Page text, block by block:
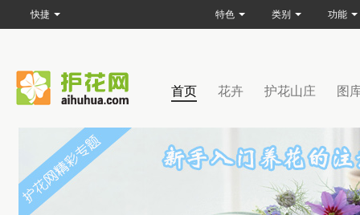
首页 花卉 护花山庄 图
快捷 特色 类别 功能